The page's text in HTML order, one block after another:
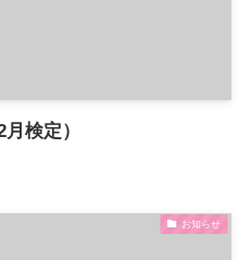
検定）
お知らせ